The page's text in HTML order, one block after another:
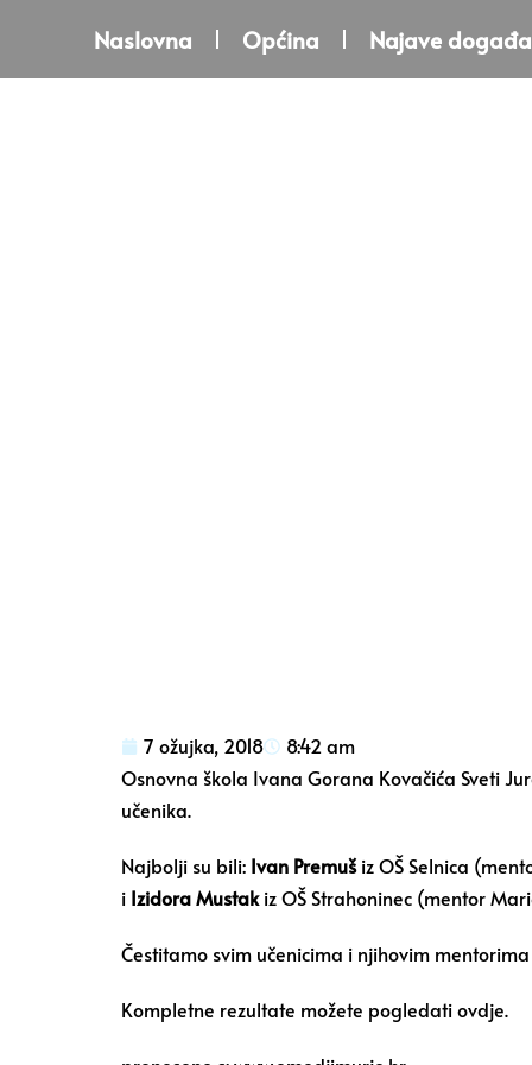
Naslovna Općina Najave
7 ožujka, 2018
8:42 am
Osnovna škola Ivana Gorana Kovačića Sveti
učenika.
Najbolji su bili: Ivan Premušiz OŠ Selnica
i Izidora Mustakiz OŠ Strahoninec (mentor
Čestitamo svim učenicima i njihovim
Kompletne rezultate možete pogledati ovdje.